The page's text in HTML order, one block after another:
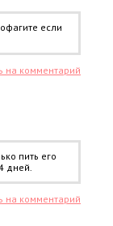
если
на комментарий
пить его
дней.
на комментарий